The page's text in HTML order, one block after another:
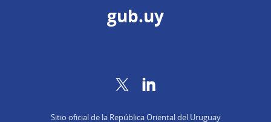
gub.uy
Twitter
Sitio oficial de la República Oriental del Uruguay